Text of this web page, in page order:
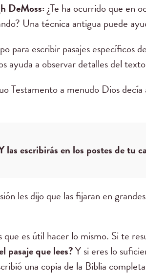
DeMoss:¿Te ha ocurrido que en
Una técnica antigua puede
para escribir pasajes específicos
ayuda a observar detalles del
Testamento a menudo Dios
las escribirás en los postes de tu
les dijo que las fijaran en
que es útil hacer lo mismo. Si te
pasaje que lees?Y si eres lo
una copia de la Biblia